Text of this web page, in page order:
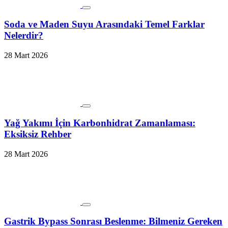
Soda ve Maden Suyu Arasındaki Temel Farklar
Nelerdir?
28 Mart 2026
Yağ Yakımı İçin Karbonhidrat Zamanlaması:
Eksiksiz Rehber
28 Mart 2026
Gastrik Bypass Sonrası Beslenme: Bilmeniz Gereken